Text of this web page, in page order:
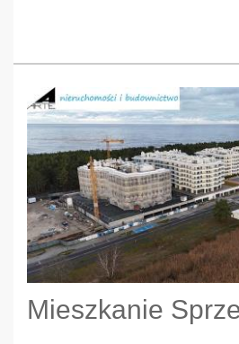
Mieszkanie